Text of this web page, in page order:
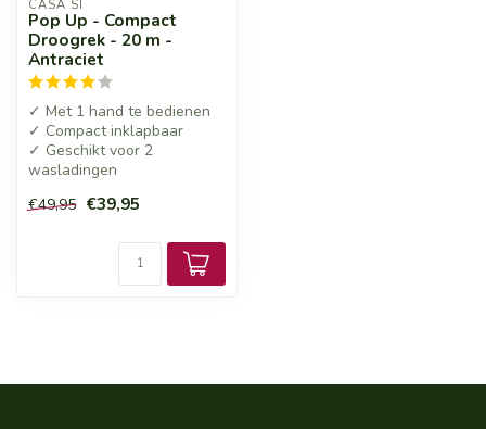
CASA SI
Pop Up - Compact
Droogrek - 20 m -
Antraciet
✓ Met 1 hand te bedienen
✓ Compact inklapbaar
✓ Geschikt voor 2
wasladingen
€49,95 €39,95